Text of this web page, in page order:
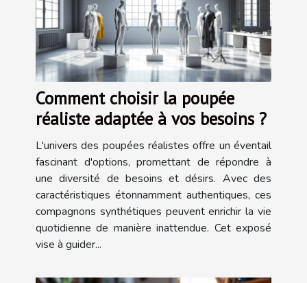
Comment choisir la poupée
réaliste adaptée à vos besoins ?
L'univers des poupées réalistes offre un éventail
fascinant d'options, promettant de répondre à
une diversité de besoins et désirs. Avec des
caractéristiques étonnamment authentiques, ces
compagnons synthétiques peuvent enrichir la vie
quotidienne de manière inattendue. Cet exposé
vise à guider...